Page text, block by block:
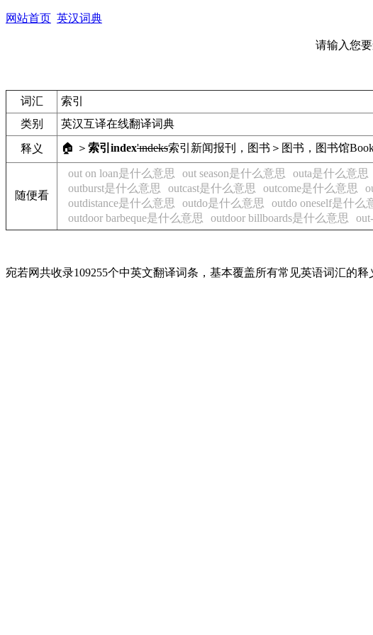
网站首页 英汉词典
请输入您
词汇
索引
类别
英汉互译在线翻译词典
释义 🏠 ＞ 索引 index'ɪndeks索引 新闻报刊，图书＞图书，图书馆
随便看
out on loan是什么意思 out season是什么意思 outa是什么意思
outburst是什么意思
outcast是什么意思 outcome是什么意思
outdistance是什么意思
outdo是什么意思 outdo oneself是什么
outdoor barbeque是什么意思
outdoor billboards是什么意思
宛若网共收录109255个中英文翻译词条，基本覆盖所有常见英语词汇的